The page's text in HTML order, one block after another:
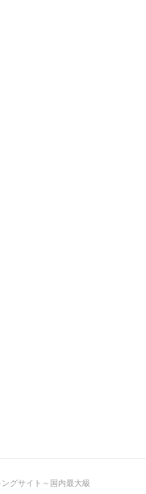
グサイト～国内最大級